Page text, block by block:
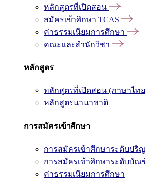
หลักสูตรที่เปิดสอน
สมัครเข้าศึกษา TCAS
ค่าธรรมเนียมการศึกษา
คณะและสำนักวิชา
หลักสูตร
หลักสูตรที่เปิดสอน (ภาษาไท
หลักสูตรนานาชาติ
การสมัครเข้าศึกษา
การสมัครเข้าศึกษาระดับป
การสมัครเข้าศึกษาระดับบัณ
ค่าธรรมเนียมการศึกษา